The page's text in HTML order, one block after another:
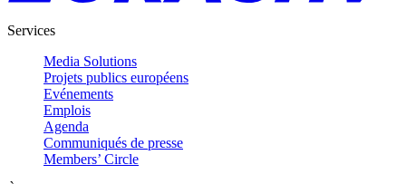
Services
Media Solutions
Projets publics européens
Evénements
Emplois
Agenda
Communiqués de presse
Members’ Circle